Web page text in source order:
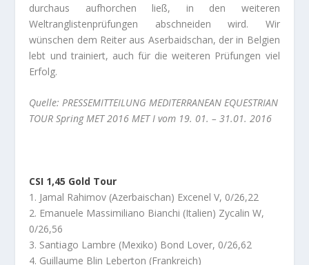
durchaus aufhorchen ließ, in den weiteren
Weltranglistenprüfungen abschneiden wird. Wir
wünschen dem Reiter aus Aserbaidschan, der in Belgien
lebt und trainiert, auch für die weiteren Prüfungen viel
Erfolg.
Quelle: PRESSEMITTEILUNG MEDITERRANEAN EQUESTRIAN
TOUR Spring MET 2016 MET I vom 19. 01. – 31.01. 2016
CSI 1,45 Gold Tour
1. Jamal Rahimov (Azerbaischan) Excenel V, 0/26,22
2. Emanuele Massimiliano Bianchi (Italien) Zycalin W,
0/26,56
3. Santiago Lambre (Mexiko) Bond Lover, 0/26,62
4. Guillaume Blin Leberton (Frankreich)